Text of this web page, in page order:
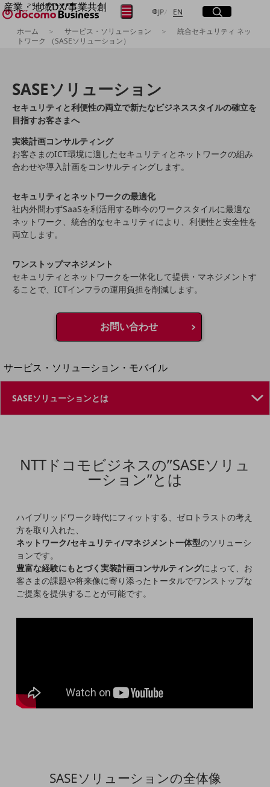
産業・地域DX/事業共創
OPEN HUB for Plural Futures
自律・分散・協調型社会の実現を目指し、
記事コンテンツ
プレイヤー(カタリスト/パートナー企業)
事例
産業・地域DXプラットフォーマーとして
企業と地域が持続成長する社会を目指します
Smart City
Smart Industry
Smart Mobility
Smart Worksite
生成AI(Generative AI)
地域社会を支える皆さまと地域課題の解決や
地域経済のさらなる活性化に取り組みます
自治体・地域社会との共創
LGPF(Local Government Platform)
別ウィンドウで開きます
サービス・ソリューション・モバイル
サービス・ソリューションTOP
DXに関する課題を解決する
サービス・ソリューションをご紹介
ネットワーク・モバイル
クラウド・データセンター
5G
IoT
AI
データ利活用
災害対策・BCP
課題・ニーズで探す
課題・ニーズで探すTOP
業務効率化
JP日本語
EN Englishサイト内検索
開く
メニュー
開く
フリーワードでNTTドコモビジネスの
取り組みを検索
ホーム サービス・ソリューション
統合セキュリティ ネッ
トワーク （SASEソリューション）
SASEソリューション
セキュリティと利便性の両立で新たなビジネススタイルの確立を
目指すお客さまへ
実装計画コンサルティング
お客さまのICT環境に適したセキュリティとネットワークの組み
合わせや導入計画をコンサルティングします。
セキュリティとネットワークの最適化
社内外問わずSaaSを利活用する昨今のワークスタイルに最適な
ネットワーク、統合的なセキュリティにより、利便性と安全性を
両立します。
ワンストップマネジメント
セキュリティとネットワークを一体化して提供・マネジメントす
ることで、ICTインフラの運用負担を削減します。
お問い合わせ
NTTドコモビジネスの”SASEソリュ
ーション”とは
ハイブリッドワーク時代にフィットする、ゼロトラストの考え
方を取り入れた、
ネットワーク/セキュリティ/マネジメント一体型のソリューシ
ョンです。
豊富な経験にもとづく実装計画コンサルティングによって、お
客さまの課題や将来像に寄り添ったトータルでワンストップな
ご提案を提供することが可能です。
SASEソリューションの全体像